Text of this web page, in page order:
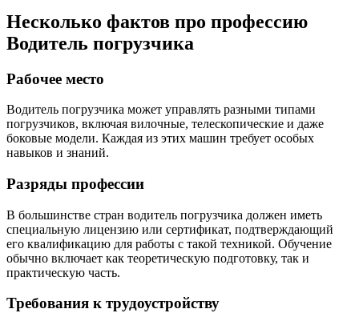
Несколько фактов про профессию
Водитель погрузчика
Рабочее место
Водитель погрузчика может управлять разными типами
погрузчиков, включая вилочные, телескопические и даже
боковые модели. Каждая из этих машин требует особых
навыков и знаний.
Разряды профессии
В большинстве стран водитель погрузчика должен иметь
специальную лицензию или сертификат, подтверждающий
его квалификацию для работы с такой техникой. Обучение
обычно включает как теоретическую подготовку, так и
практическую часть.
Требования к трудоустройству